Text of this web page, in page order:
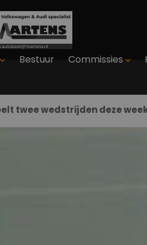
Bestuur Commissies
twee wedstrijden deze